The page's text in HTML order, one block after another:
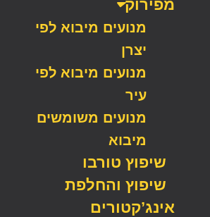
מפירוק
מנועים מיבוא לפי
יצרן
מנועים מיבוא לפי
עיר
מנועים משומשים
מיבוא
שיפוץ טורבו
שיפוץ והחלפת
אינג’קטורים